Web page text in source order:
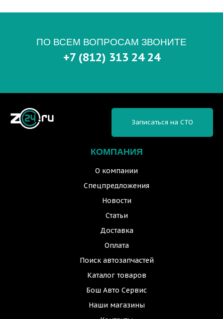
ПО ВСЕМ ВОПРОСАМ ЗВОНИТЕ
+7 (812) 313 24 24
КОМПАНИЯ
О компании
Спецпредложения
Новости
Статьи
Доставка
Оплата
Поиск автозапчастей
Каталог товаров
Бош Авто Сервис
Наши магазины
Записаться на СТО